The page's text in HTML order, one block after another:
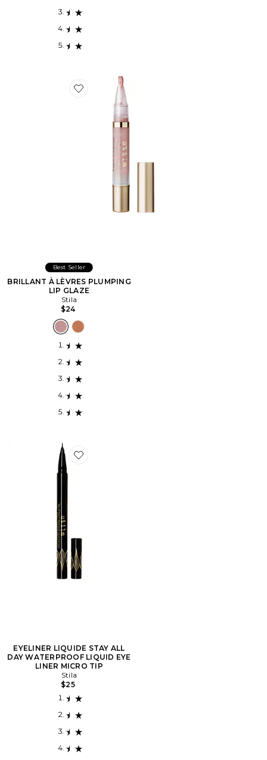
Favorite BRILLANT À LÈVRES PLUMPING LIP GLAZE
Best Seller
BRILLANT À LÈVRES PLUMPING
LIP GLAZE
Stila
$24
Favorite EYELINER LIQUIDE STAY ALL DAY
EYELINER LIQUIDE STAY ALL
DAY WATERPROOF LIQUID EYE
LINER MICRO TIP
Stila
$25